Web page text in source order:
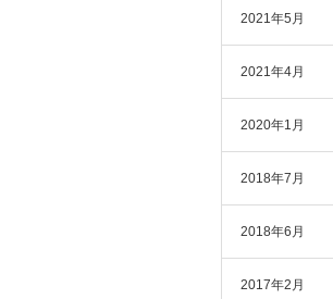
2021年5月
2021年4月
2020年1月
2018年7月
2018年6月
2017年2月